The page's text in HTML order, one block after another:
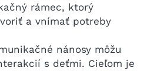
rámec, ktorý
a vnímať potreby
nánosy môžu
s deťmi. Cieľom je